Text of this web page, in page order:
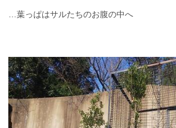
…葉っぱはサルたちのお腹の中へ